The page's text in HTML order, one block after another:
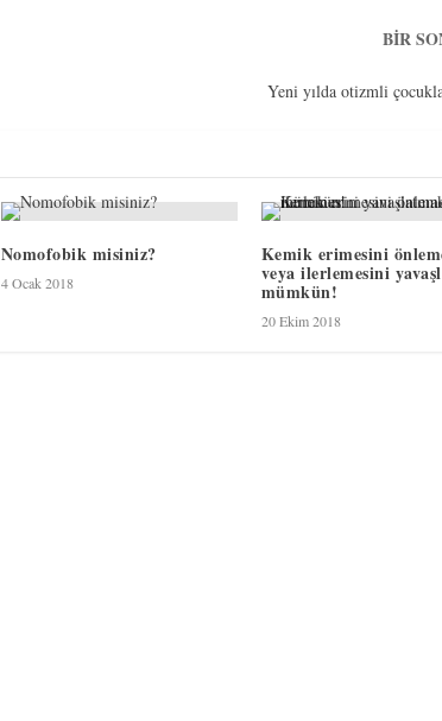
BIR
Yeni yılda otizmli
Nomofobik misiniz?
4 Ocak 2018
Kemik erimesini
veya ilerlemesini
mümkün!
20 Ekim 2018